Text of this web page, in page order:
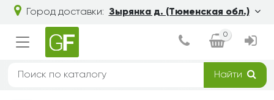
Город доставки: Зырянка д. (Тюменская обл.)
0
Найти